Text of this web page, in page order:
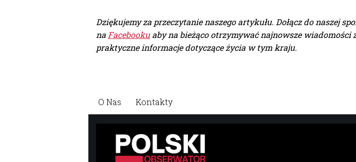
Dziękujemy za przeczytanie naszego artykułu. Dołącz do naszej
na Facebookuaby na bieżąco otrzymywać najnowsze wiadomości
praktyczne informacje dotyczące życia w tym kraju.
O Nas Kontakty